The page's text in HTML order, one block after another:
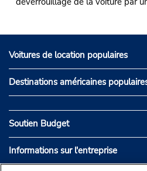
Voitures de location populaires
Destinations américaines
Soutien Budget
Informations sur l'entreprise